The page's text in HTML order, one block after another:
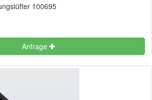
100695
Anfrage